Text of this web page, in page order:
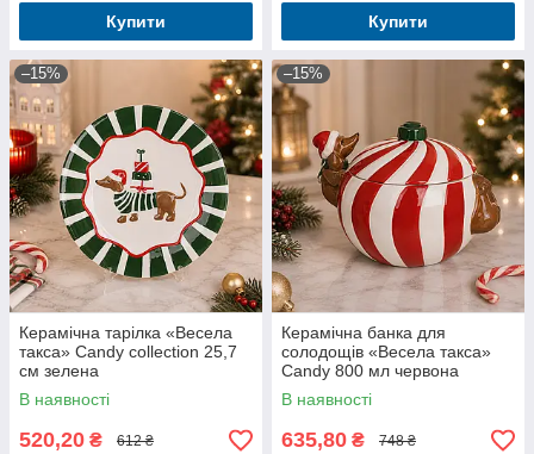
Купити Купити
–15%
Керамічна тарілка «Весела
такса» Candy collection 25,7
см зелена
В наявності
520,20 ₴ 612 ₴
–15%
Керамічна банка для
солодощів «Весела такса»
Candy 800 мл червона
В наявності
635,80 ₴ 748 ₴